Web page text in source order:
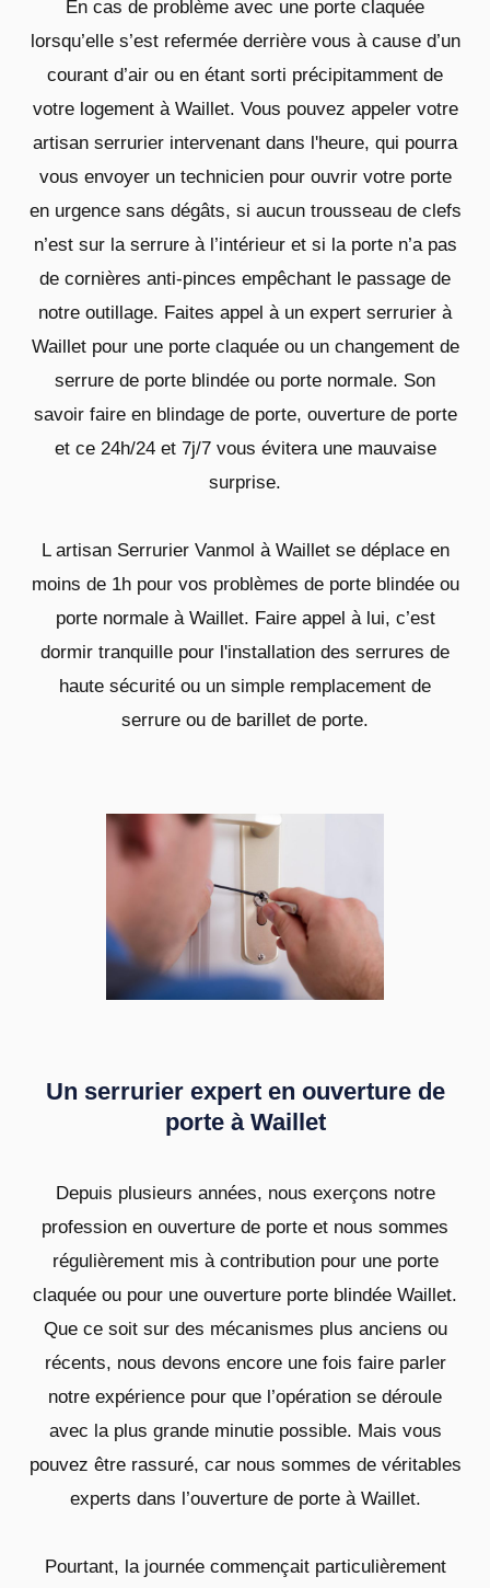
En cas de problème avec une porte claquée
lorsqu’elle s’est refermée derrière vous à cause d’un
courant d’air ou en étant sorti précipitamment de
votre logement à Waillet. Vous pouvez appeler votre
artisan serrurier intervenant dans l'heure, qui pourra
vous envoyer un technicien pour ouvrir votre porte
en urgence sans dégâts, si aucun trousseau de clefs
n’est sur la serrure à l’intérieur et si la porte n’a pas
de cornières anti-pinces empêchant le passage de
notre outillage. Faites appel à un expert serrurier à
Waillet pour une porte claquée ou un changement de
serrure de porte blindée ou porte normale. Son
savoir faire en blindage de porte, ouverture de porte
et ce 24h/24 et 7j/7 vous évitera une mauvaise
surprise.
L artisan Serrurier Vanmol à Waillet se déplace en
moins de 1h pour vos problèmes de porte blindée ou
porte normale à Waillet. Faire appel à lui, c’est
dormir tranquille pour l'installation des serrures de
haute sécurité ou un simple remplacement de
serrure ou de barillet de porte.
Un serrurier expert en ouverture de
porte à Waillet
Depuis plusieurs années, nous exerçons notre
profession en ouverture de porte et nous sommes
régulièrement mis à contribution pour une porte
claquée ou pour une ouverture porte blindée Waillet.
Que ce soit sur des mécanismes plus anciens ou
récents, nous devons encore une fois faire parler
notre expérience pour que l’opération se déroule
avec la plus grande minutie possible. Mais vous
pouvez être rassuré, car nous sommes de véritables
experts dans l’ouverture de porte à Waillet.
Pourtant, la journée commençait particulièrement